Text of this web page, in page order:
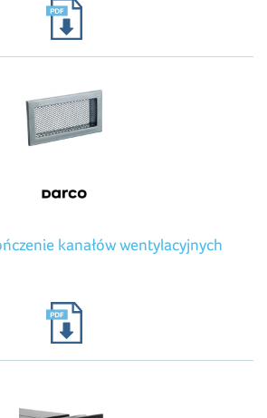
kanałów wentylacyjnych